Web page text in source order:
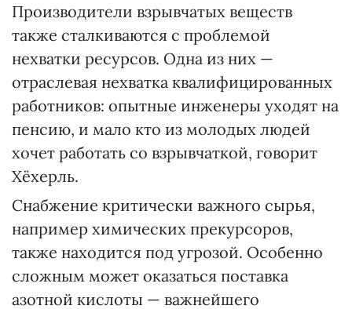
Производители взрывчатых веществ
также сталкиваются с проблемой
нехватки ресурсов. Одна из них —
отраслевая нехватка квалифицированных
работников: опытные инженеры уходят на
пенсию, и мало кто из молодых людей
хочет работать со взрывчаткой, говорит
Хёхерль.
Снабжение критически важного сырья,
например химических прекурсоров,
также находится под угрозой. Особенно
сложным может оказаться поставка
азотной кислоты — важнейшего